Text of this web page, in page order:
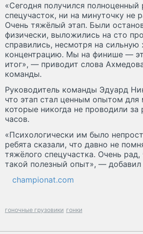
«Сегодня получился полноценный
спецучасток, ни на минуточку не
Очень тяжёлый этап. Были
физически, выложились на сто
справились, несмотря на сильную
концентрацию. Мы на финише —
итог», — приводит слова
команды.
Руководитель команды Эдуард
что этап стал ценным опытом для
которые никогда не проводили за
часов.
«Психологически им было
ребята сказали, что давно не
тяжёлого спецучастка. Очень
такой полезный опыт», — добавил
championat.com
гоночные грузовики гонки